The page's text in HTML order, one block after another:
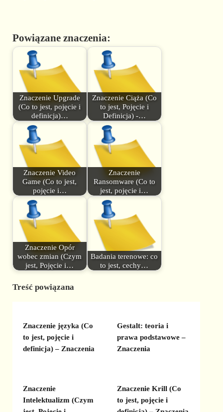
Powiązane znaczenia:
Znaczenie Upgrade
(Co to jest, pojęcie i
definicja)…
Znaczenie Ciąża (Co
to jest, Pojęcie i
Definicja) -…
Znaczenie Video
Game (Co to jest,
pojęcie i…
Znaczenie
Ransomware (Co to
jest, pojęcie i…
Znaczenie Opór
wobec zmian (Czym
jest, Pojęcie i…
Badania terenowe: co
to jest, cechy…
Treść powiązana
Znaczenie języka (Co
to jest, pojęcie i
definicja) – Znaczenia
Gestalt: teoria i
prawa podstawowe –
Znaczenia
Znaczenie
Intelektualizm (Czym
Znaczenie Krill (Co
to jest, pojęcie i